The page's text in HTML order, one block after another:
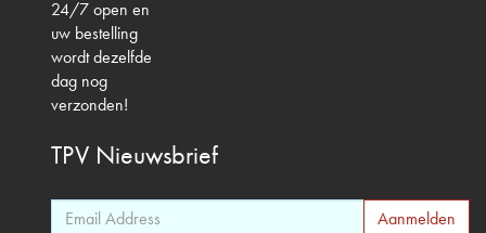
24/7 open en
uw bestelling
wordt dezelfde
dag nog
verzonden!
TPV Nieuwsbrief